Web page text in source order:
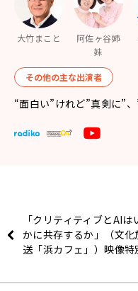
大竹まこと
阿佐ヶ谷姉
妹
その他の主な出演者
“面白い”けれど”真剣に”
「クリティティブとAIは
かに共存するか」（文化
送「浜カフェ」）映像特
OA